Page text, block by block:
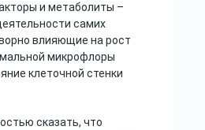
и метаболиты –
самих
влияющие на рост
микрофлоры
клеточной стенки
сказать, что